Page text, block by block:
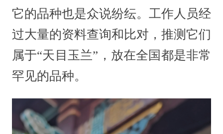
它的品种也是众说纷纭。工作人员经
过大量的资料查询和比对，推测它们
属于“天目玉兰”，放在全国都是非常
罕见的品种。